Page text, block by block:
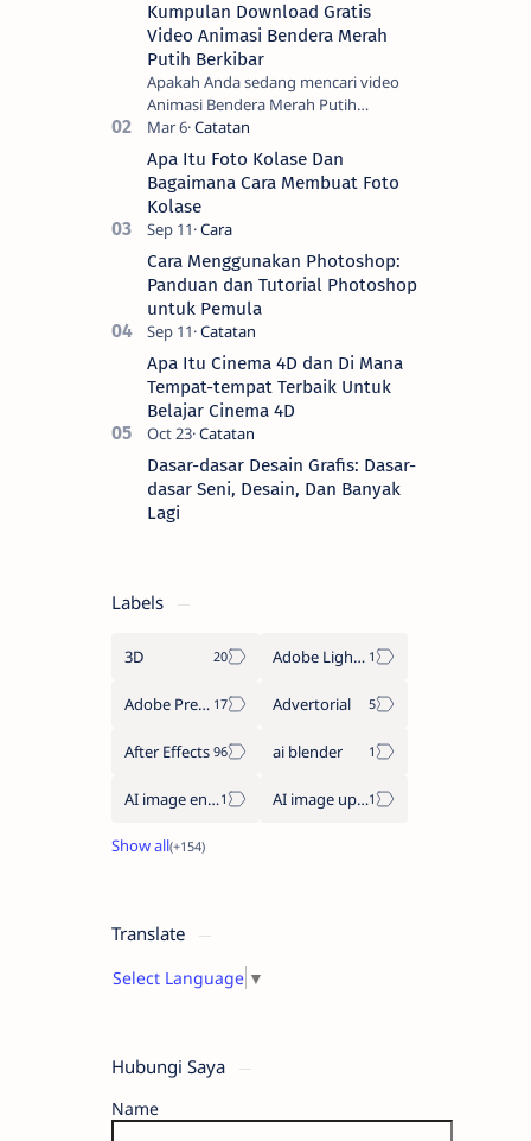
Kumpulan Download Gratis
Video Animasi Bendera Merah
Putih Berkibar
Apakah Anda sedang mencari video
Animasi Bendera Merah Putih
Berkibar? Nah, berikut ini adalah
kumpulan video animasi bendera
Negara Kesatuan Republi…
Apa Itu Foto Kolase Dan
Bagaimana Cara Membuat Foto
Kolase
Cara Menggunakan Photoshop:
Panduan dan Tutorial Photoshop
untuk Pemula
Apa Itu Cinema 4D dan Di Mana
Tempat-tempat Terbaik Untuk
Belajar Cinema 4D
Dasar-dasar Desain Grafis: Dasar-
dasar Seni, Desain, Dan Banyak
Lagi
Labels
3D Adobe Lightroom
Adobe Premiere Pro Advertorial
After Effects ai blender
AI image enhancement AI image upscaler
Translate
Select Language ▼
Hubungi Saya
Name